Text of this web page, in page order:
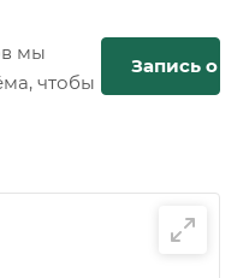
мы
чтобы
Запись